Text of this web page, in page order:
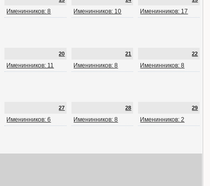
Именинников: 8 Именинников: 10 Именинников: 17
20
Именинников: 11
21
Именинников: 8
22
Именинников: 8
27
Именинников: 6
28
Именинников: 8
29
Именинников: 2